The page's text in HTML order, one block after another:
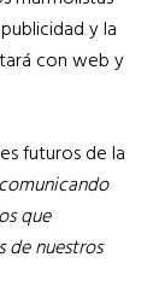
y la
con web y
futuros de la
que
de nuestros